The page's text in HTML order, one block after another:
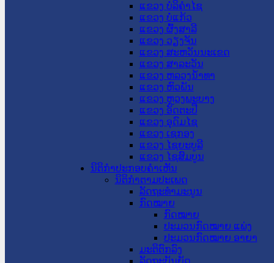
ແຂວງ ບໍລິຄໍາໄຊ
ແຂວງ ບໍ່ແກ້ວ
ແຂວງ ຜົ້ງສາລີ
ແຂວງ ວຽງຈັນ
ແຂວງ ສະຫວັນນະເຂດ
ແຂວງ ສາລະວັນ
ແຂວງ ຫລວງນໍ້າທາ
ແຂວງ ຫົວພັນ
ແຂວງ ຫຼວງພະບາງ
ແຂວງ ອັດຕະປື
ແຂວງ ອຸດົມໄຊ
ແຂວງ ເຊກອງ
ແຂວງ ໄຊຍະບູລີ
ແຂວງ ໄຊສົມບູນ
ນິຕິກໍາປະກອບຄໍາເຫັນ
ນິຕິກໍາຕາມປະເພດ
ລັດຖະທໍາມະນູນ
ກົດໝາຍ
ກົດໝາຍ
ປະມວນກົດໝາຍ ແພ່ງ
ປະມວນກົດໝາຍ ອາຍາ
ມະຕິຕົກລົງ
ລັດຖະບັນຍັດ